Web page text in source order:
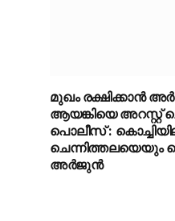
മുഖം രക്ഷിക്കാൻ
ആയങ്കിയെ അറസ്റ്റ്
പൊലീസ് :
ചെന്നിത്തലയെയും
അർജുൻ